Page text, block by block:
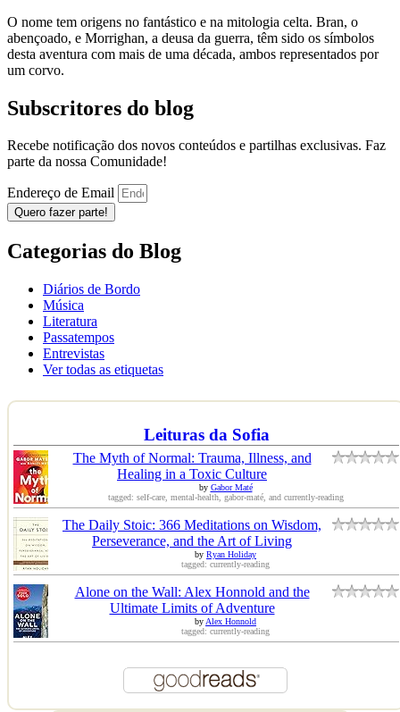
O nome tem origens no fantástico e na mitologia celta. Bran, o
abençoado, e Morrighan, a deusa da guerra, têm sido os símbolos
desta aventura com mais de uma década, ambos representados por
um corvo.
Subscritores do blog
Recebe notificação dos novos conteúdos e partilhas exclusivas. Faz
parte da nossa Comunidade!
Endereço de Email
Quero fazer parte!
Categorias do Blog
Diários de Bordo
Música
Literatura
Passatempos
Entrevistas
Ver todas as etiquetas
Leituras da Sofia
The Myth of Normal: Trauma, Illness, and
Healing in a Toxic Culture
by Gabor Maté
tagged: self-care, mental-health, gabor-maté, and currently-reading
The Daily Stoic: 366 Meditations on Wisdom,
Perseverance, and the Art of Living
by Ryan Holiday
tagged: currently-reading
Alone on the Wall: Alex Honnold and the
Ultimate Limits of Adventure
by Alex Honnold
tagged: currently-reading